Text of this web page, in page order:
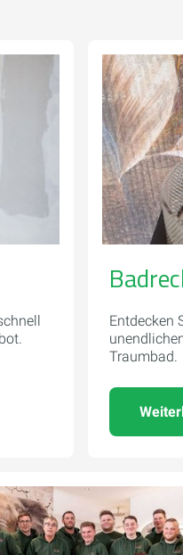
Entdecken
Traumbad.